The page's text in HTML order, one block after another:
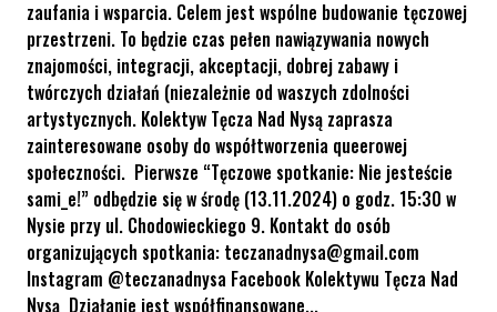
zaufania i wsparcia. Celem jest wspólne budowanie tęczowej
przestrzeni. To będzie czas pełen nawiązywania nowych
znajomości, integracji, akceptacji, dobrej zabawy i
twórczych działań (niezależnie od waszych zdolności
artystycznych. Kolektyw Tęcza Nad Nysą zaprasza
zainteresowane osoby do współtworzenia queerowej
społeczności. Pierwsze “Tęczowe spotkanie: Nie jesteście
sami_e!” odbędzie się w środę (13.11.2024) o godz. 15:30 w
Nysie przy ul. Chodowieckiego 9. Kontakt do osób
organizujących spotkania: teczanadnysa@gmail.com
Instagram @teczanadnysa Facebook Kolektywu Tęcza Nad
Nysą Działanie jest współfinansowane...